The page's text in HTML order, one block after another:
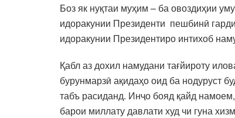
Боз як нуқтаи муҳим – ба овоздиҳии
идоракунии Президенти пешбинӣ
идоракунии Президентиро интихоб
Қабл аз дохил намудани тағйироту
бурунмарзӣ ақидаҳо оид ба нодуруст
табъ расиданд. Инҷо бояд қайд
барои миллату давлати худ чи гуна